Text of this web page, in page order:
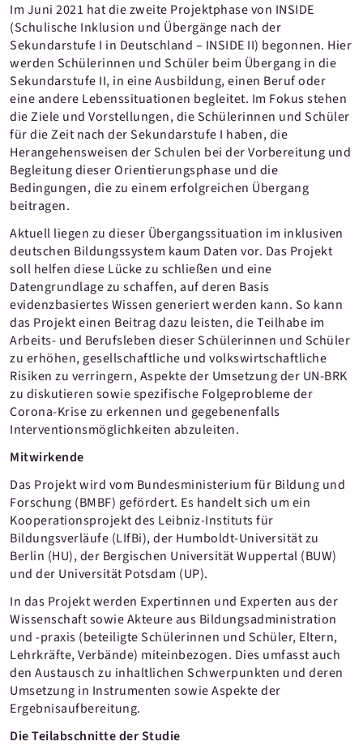
Im Juni 2021 hat die zweite Projektphase von INSIDE
(Schulische Inklusion und Übergänge nach der
Sekundarstufe I in Deutschland – INSIDE II) begonnen. Hier
werden Schülerinnen und Schüler beim Übergang in die
Sekundarstufe II, in eine Ausbildung, einen Beruf oder
eine andere Lebenssituationen begleitet. Im Fokus stehen
die Ziele und Vorstellungen, die Schülerinnen und Schüler
für die Zeit nach der Sekundarstufe I haben, die
Herangehensweisen der Schulen bei der Vorbereitung und
Begleitung dieser Orientierungsphase und die
Bedingungen, die zu einem erfolgreichen Übergang
beitragen.
Aktuell liegen zu dieser Übergangssituation im inklusiven
deutschen Bildungssystem kaum Daten vor. Das Projekt
soll helfen diese Lücke zu schließen und eine
Datengrundlage zu schaffen, auf deren Basis
evidenzbasiertes Wissen generiert werden kann. So kann
das Projekt einen Beitrag dazu leisten, die Teilhabe im
Arbeits- und Berufsleben dieser Schülerinnen und Schüler
zu erhöhen, gesellschaftliche und volkswirtschaftliche
Risiken zu verringern, Aspekte der Umsetzung der UN-BRK
zu diskutieren sowie spezifische Folgeprobleme der
Corona-Krise zu erkennen und gegebenenfalls
Interventionsmöglichkeiten abzuleiten.
Mitwirkende
Das Projekt wird vom Bundesministerium für Bildung und
Forschung (BMBF) gefördert. Es handelt sich um ein
Kooperationsprojekt des Leibniz-Instituts für
Bildungsverläufe (LIfBi), der Humboldt-Universität zu
Berlin (HU), der Bergischen Universität Wuppertal (BUW)
und der Universität Potsdam (UP).
In das Projekt werden Expertinnen und Experten aus der
Wissenschaft sowie Akteure aus Bildungsadministration
und -praxis (beteiligte Schülerinnen und Schüler, Eltern,
Lehrkräfte, Verbände) miteinbezogen. Dies umfasst auch
den Austausch zu inhaltlichen Schwerpunkten und deren
Umsetzung in Instrumenten sowie Aspekte der
Ergebnisaufbereitung.
Die Teilabschnitte der Studie